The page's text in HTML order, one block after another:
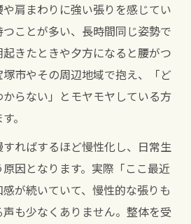
肩まわりに強い張りを感じてい
ことが多い、長時間同じ姿勢で
きたときや夕方になると腰がつ
市やその周辺地域で抱え、「ど
らない」とモヤモヤしている方
。
ればするほど慢性化し、日常生
因となります。実際「ここ最近
が続いていて、慢性的な張りも
も少なくありません。整体を受